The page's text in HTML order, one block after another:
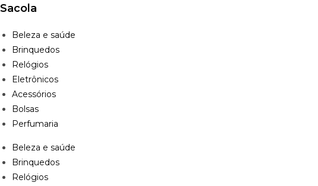
Sacola
Beleza e saúde
Brinquedos
Relógios
Eletrônicos
Acessórios
Bolsas
Perfumaria
Beleza e saúde
Brinquedos
Relógios